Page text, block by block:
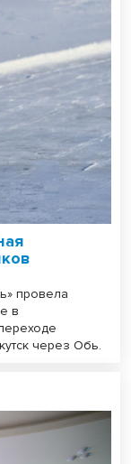
провела
в
через Обь.